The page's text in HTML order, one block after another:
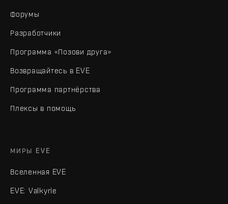
Форумы
Разработчики
Программа «Позови друга»
Возвращайтесь в EVE
Программа партнёрства
Плексы в помощь
МИРЫ EVE
Вселенная EVE
EVE: Valkyrie